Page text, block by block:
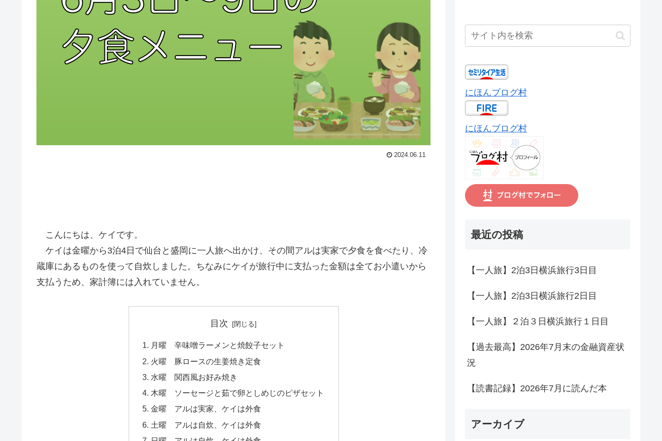
2024.06.11
こんにちは、ケイです。
ケイは金曜から3泊4日で仙台と盛岡に一人旅へ出かけ、その間アルは実家で夕食を食べたり、冷
蔵庫にあるものを使って自炊しました。ちなみにケイが旅行中に支払った金額は全てお小遣いから
支払うため、家計簿には入れていません。
目次
月曜 辛味噌ラーメンと焼餃子セット
火曜 豚ロースの生姜焼き定食
水曜 関西風お好み焼き
木曜 ソーセージと茹で卵としめじのピザセット
金曜 アルは実家、ケイは外食
土曜 アルは自炊、ケイは外食
にほんブログ村
にほんブログ村
最近の投稿
【一人旅】2泊3日横浜旅行3日目
【一人旅】2泊3日横浜旅行2日目
【一人旅】２泊３日横浜旅行１日目
【過去最高】2026年7月末の金融資産状
況
【読書記録】2026年7月に読んだ本
アーカイブ